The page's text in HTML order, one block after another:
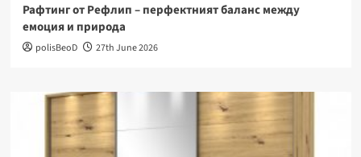
Рафтинг от Рефлип – перфектният баланс между
емоция и природа
polisBeoD 27th June 2026